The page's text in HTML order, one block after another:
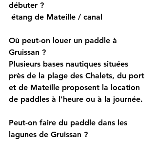
débuter ?
étang de Mateille / canal
Où peut-on louer un paddle à
Gruissan ?
Plusieurs bases nautiques situées
près de la plage des Chalets, du port
et de Mateille proposent la location
de paddles à l'heure ou à la journée.
Peut-on faire du paddle dans les
lagunes de Gruissan ?